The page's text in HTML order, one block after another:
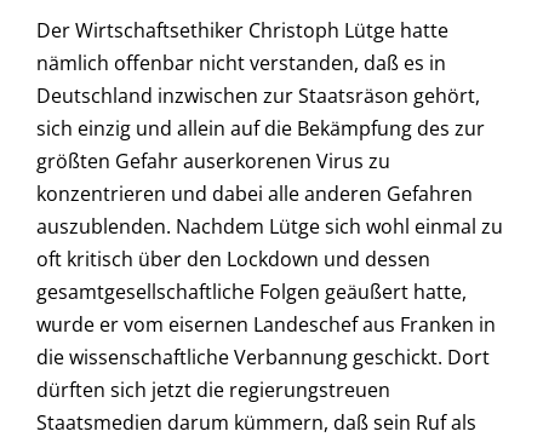
Der Wirtschaftsethiker Christoph Lütge hatte
nämlich offenbar nicht verstanden, daß es in
Deutschland inzwischen zur Staatsräson gehört,
sich einzig und allein auf die Bekämpfung des zur
größten Gefahr auserkorenen Virus zu
konzentrieren und dabei alle anderen Gefahren
auszublenden. Nachdem Lütge sich wohl einmal zu
oft kritisch über den Lockdown und dessen
gesamtgesellschaftliche Folgen geäußert hatte,
wurde er vom eisernen Landeschef aus Franken in
die wissenschaftliche Verbannung geschickt. Dort
dürften sich jetzt die regierungstreuen
Staatsmedien darum kümmern, daß sein Ruf als